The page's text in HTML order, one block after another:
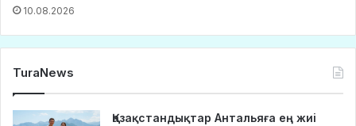
10.08.2026
TuraNews
Қазақстандықтар Антальяға ең жиі